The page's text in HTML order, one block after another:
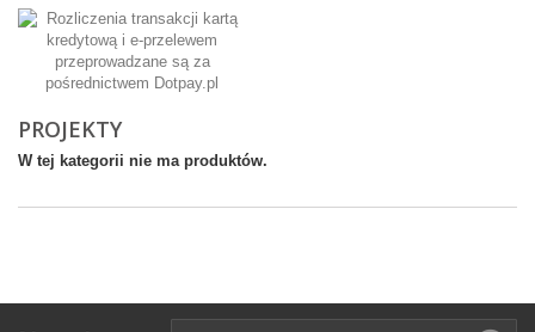
PROJEKTY
W tej kategorii nie ma produktów.